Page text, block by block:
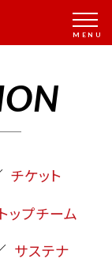
チケット
トップチーム
サステナ